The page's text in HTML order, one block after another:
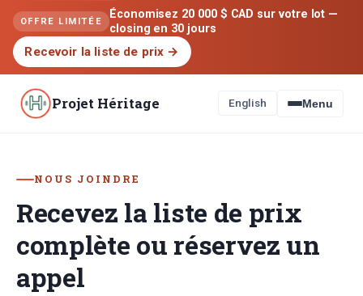
OFFRE LIMITÉE
Économisez 20 000 $ CAD sur votre lot —
closing en 30 jours
Recevoir la liste de prix →
Projet Héritage English Menu
NOUS JOINDRE
Recevez la liste de prix
complète ou réservez un
appel